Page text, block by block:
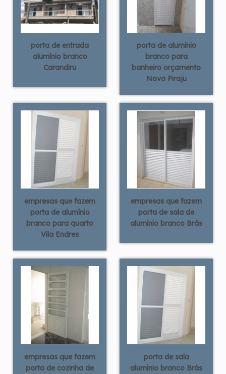
porta de entrada
alumínio branco
Carandiru
porta de alumínio
branco para
banheiro orçamento
Nova Piraju
empresas que fazem
porta de alumínio
branco para quarto
Vila Endres
empresas que fazem
porta de sala de
alumínio branco Brás
empresas que fazem
porta de cozinha de
porta de sala
alumínio branco Brás